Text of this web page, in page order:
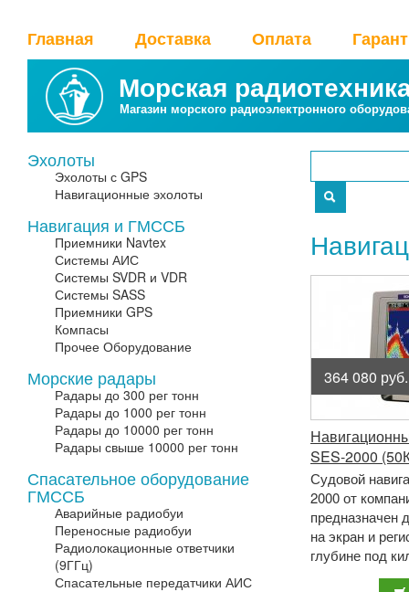
Главная Доставка Оплата
Морская
Магазин морского радиоэлектронного
Эхолоты
Эхолоты с GPS
Навигационные эхолоты
Навигация и ГМССБ
Приемники Navtex
Системы АИС
Системы SVDR и VDR
Системы SASS
Приемники GPS
Компасы
Прочее Оборудование
Морские радары
Радары до 300 рег тонн
Радары до 1000 рег тонн
Радары до 10000 рег тонн
Радары свыше 10000 рег тонн
Спасательное оборудование
ГМССБ
Аварийные радиобуи
Переносные радиобуи
Радиолокационные ответчики
(9ГГц)
Спасательные передатчики АИС
364 080 руб.
SES-2000
Судовой
2000 от
предназначен
на экран и
глубине под
частоте